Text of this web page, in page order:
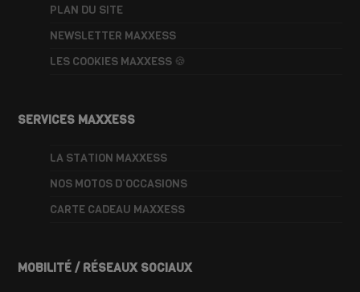
PLAN DU SITE
NEWSLETTER MAXXESS
LES COOKIES MAXXESS 🍪
SERVICES MAXXESS
LA STATION MAXXESS
NOS MOTOS D’OCCASIONS
CARTE CADEAU MAXXESS
MOBILITÉ / RÉSEAUX SOCIAUX